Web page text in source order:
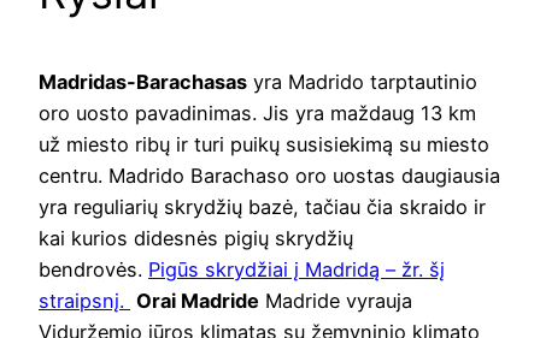
Madridas-Barachasas yra Madrido tarptautinio
oro uosto pavadinimas. Jis yra maždaug 13 km
už miesto ribų ir turi puikų susisiekimą su miesto
centru. Madrido Barachaso oro uostas daugiausia
yra reguliarių skrydžių bazė, tačiau čia skraido ir
kai kurios didesnės pigių skrydžių
bendrovės. Pigūs skrydžiai į Madridą – žr. šį
straipsnį. Orai Madride Madride vyrauja
Viduržemio jūros klimatas su žemyninio klimato